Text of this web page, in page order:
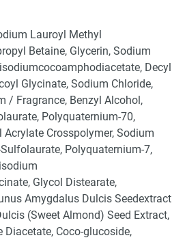
Lauroyl Methyl
Betaine, Glycerin, Sodium
Decyl
Glycinate, Sodium Chloride,
/ Fragrance, Benzyl Alcohol,
Polyquaternium-70,
Crosspolymer, Sodium
Polyquaternium-7,
Glycol Distearate,
Amygdalus Dulcis Seedextract
(Sweet Almond) Seed Extract,
Coco-glucoside,